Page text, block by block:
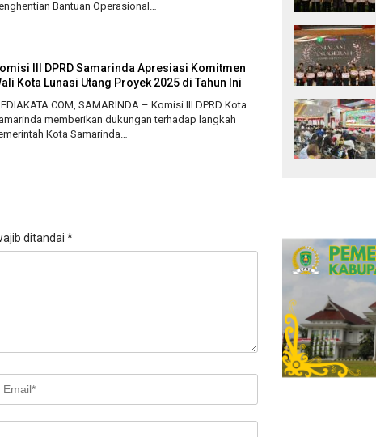
Bantuan Operasional…
III DPRD Samarinda Apresiasi Komitmen
Kota Lunasi Utang Proyek 2025 di Tahun Ini
SAMARINDA – Komisi III DPRD Kota
memberikan dukungan terhadap langkah
Kota Samarinda…
ditandai *